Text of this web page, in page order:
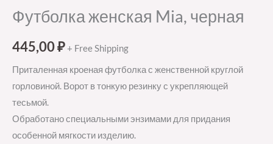
Футболка женская Mia, черная
445,00₽+ Free Shipping
Приталенная кроеная футболка с женственной круглой
горловиной. Ворот в тонкую резинку с укрепляющей
тесьмой.
Обработано специальными энзимами для придания
особенной мягкости изделию.